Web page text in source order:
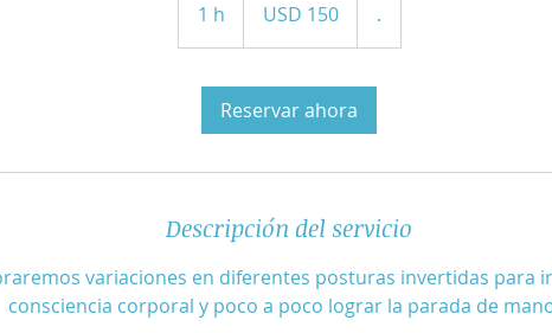
1 h
estadounidenses
USD 150 .
Reservar ahora
Descripción del servicio
variaciones en diferentes posturas invertidas para
consciencia corporal y poco a poco lograr la parada de